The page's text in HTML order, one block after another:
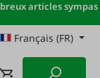
articles sympas
Français (FR)